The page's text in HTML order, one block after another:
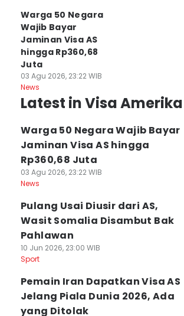
Warga 50 Negara
Wajib Bayar
Jaminan Visa AS
hingga Rp360,68
Juta
03 Agu 2026, 23:22 WIB
News
Latest in Visa Amerika
Warga 50 Negara Wajib Bayar
Jaminan Visa AS hingga
Rp360,68 Juta
03 Agu 2026, 23:22 WIB
News
Pulang Usai Diusir dari AS,
Wasit Somalia Disambut Bak
Pahlawan
10 Jun 2026, 23:00 WIB
Sport
Pemain Iran Dapatkan Visa AS
Jelang Piala Dunia 2026, Ada
yang Ditolak